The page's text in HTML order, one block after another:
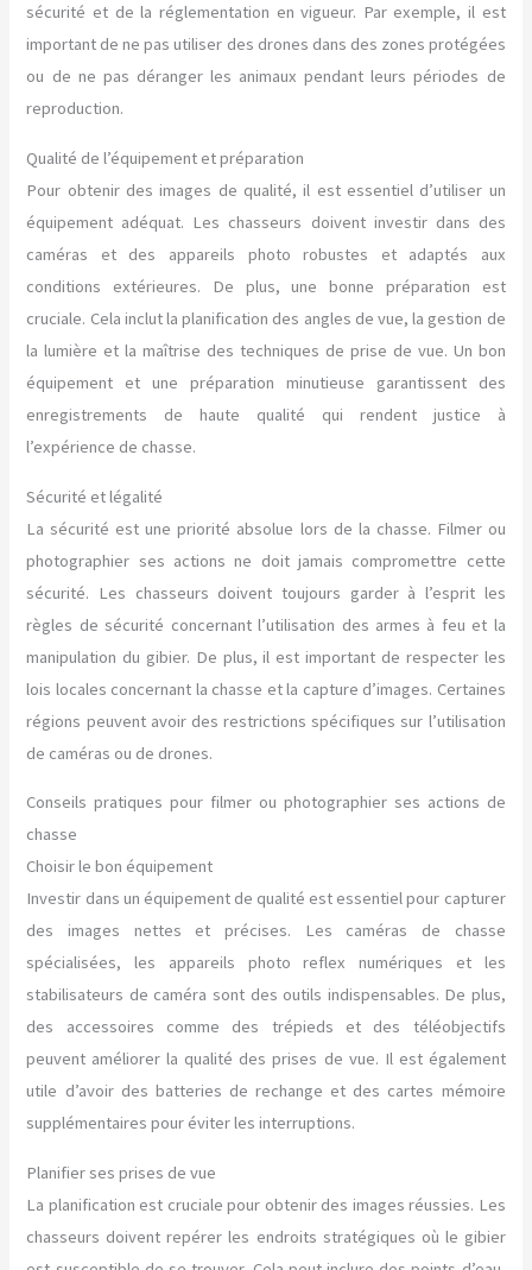
sécurité et de la réglementation en vigueur. Par exemple, il est
important de ne pas utiliser des drones dans des zones protégées
ou de ne pas déranger les animaux pendant leurs périodes de
reproduction.
Qualité de l’équipement et préparation
Pour obtenir des images de qualité, il est essentiel d’utiliser un
équipement adéquat. Les chasseurs doivent investir dans des
caméras et des appareils photo robustes et adaptés aux
conditions extérieures. De plus, une bonne préparation est
cruciale. Cela inclut la planification des angles de vue, la gestion de
la lumière et la maîtrise des techniques de prise de vue. Un bon
équipement et une préparation minutieuse garantissent des
enregistrements de haute qualité qui rendent justice à
l’expérience de chasse.
Sécurité et légalité
La sécurité est une priorité absolue lors de la chasse. Filmer ou
photographier ses actions ne doit jamais compromettre cette
sécurité. Les chasseurs doivent toujours garder à l’esprit les
règles de sécurité concernant l’utilisation des armes à feu et la
manipulation du gibier. De plus, il est important de respecter les
lois locales concernant la chasse et la capture d’images. Certaines
régions peuvent avoir des restrictions spécifiques sur l’utilisation
de caméras ou de drones.
Conseils pratiques pour filmer ou photographier ses actions de
chasse
Choisir le bon équipement
Investir dans un équipement de qualité est essentiel pour capturer
des images nettes et précises. Les caméras de chasse
spécialisées, les appareils photo reflex numériques et les
stabilisateurs de caméra sont des outils indispensables. De plus,
des accessoires comme des trépieds et des téléobjectifs
peuvent améliorer la qualité des prises de vue. Il est également
utile d’avoir des batteries de rechange et des cartes mémoire
supplémentaires pour éviter les interruptions.
Planifier ses prises de vue
La planification est cruciale pour obtenir des images réussies. Les
chasseurs doivent repérer les endroits stratégiques où le gibier